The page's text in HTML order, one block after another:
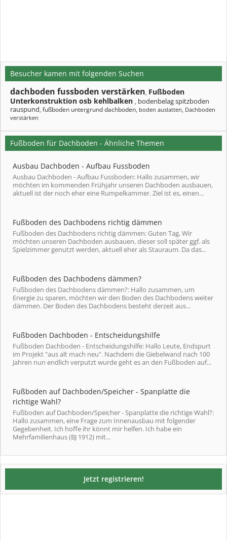
Besucher kamen mit folgenden Suchen
dachboden fussboden verstärken, Fußboden
Unterkonstruktion osb kehlbalken , bodenbelag spitzboden
rauspund, fußboden untergrund dachboden, boden auslatten, Dachboden
verstärken
Fußboden für Dachboden - Ähnliche Themen
Ausbau Dachboden - Aufbau Fussboden
Ausbau Dachboden - Aufbau Fussboden: Hallo zusammen, wir
möchten im kommenden Frühjahr unseren Dachboden ausbauen,
aktuell ist der noch eher eine Rumpelkammer. Ziel ist es, einen...
Fußboden des Dachbodens richtig dämmen
Fußboden des Dachbodens richtig dämmen: Guten Tag, Wir
möchten unseren Dachboden ausbauen, dieser soll später ggf. als
Spielzimmer genutzt werden, aktuell eher als Stauraum. Da das...
Fußboden des Dachbodens dämmen?
Fußboden des Dachbodens dämmen?: Hallo zusammen, um
Energie zu sparen, möchten wir den Boden des Dachbodens weiter
dämmen. Der Boden des Dachbodens besteht derzeit aus...
Fußboden Dachboden - Entscheidungshilfe
Fußboden Dachboden - Entscheidungshilfe: Hallo Leute, Endspurt
im Projekt "aus alt mach neu". Nachdem die Giebelwand nach 100
Jahren nun endlich verputzt wurde geht es an den Fußboden auf...
Fußboden auf Dachboden/Speicher - Spanplatte die
richtige Wahl?
Fußboden auf Dachboden/Speicher - Spanplatte die richtige Wahl?:
Hallo zusammen, eine Frage zum Innenausbau mit folgender
Gegebenheit. Ich hoffe ihr könnt mir helfen. Ich habe ein
Mehrfamilienhaus (BJ 1912) mit...
Jetzt registrieren!